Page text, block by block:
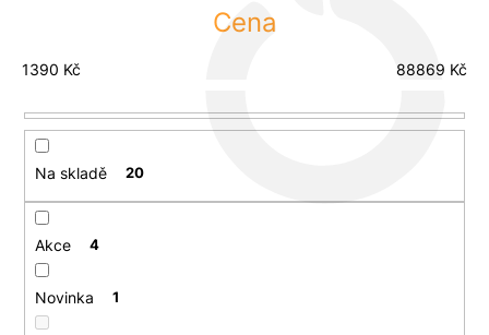
Přihlášení
í
r
o
d
u
ů
Cena
1390 Kč 88869 Kč
Na skladě 20
Akce 4
Novinka 1
?
D